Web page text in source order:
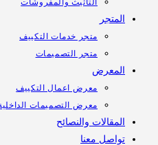
التأثيث والمفروشات
متجر خدمات التكييف
متجر التصميمات
معرض اعمال التكييف
معرض التصميمات الداخلية والخارجية
والنصائح
معنا